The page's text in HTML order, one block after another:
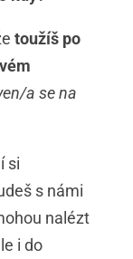
toužíš po
a se na
si
s námi
nalézt
i do